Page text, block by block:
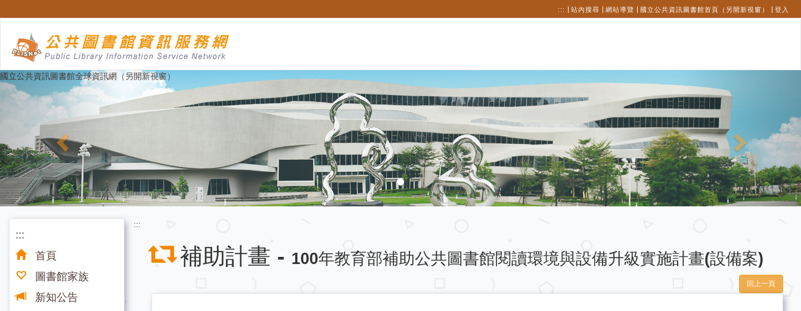
至
::: 站內搜尋 網站導覽 國立公共資訊圖書館首頁（另開新視窗） 登入
國立公共資訊圖書館全球資訊網（另開新視窗）
Previous
:::
首頁
圖書館家族
新知公告
:::
補助計畫 - 100年教育部補助公共圖書館閱讀環境與設備升級實施計畫(設備案)
回上一頁